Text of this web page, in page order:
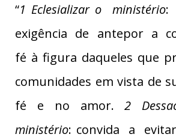
“1 Eclesializar o ministério:
exigência de antepor a
fé à figura daqueles que
comunidades em vista de
fé e no amor.2
ministério: convida a